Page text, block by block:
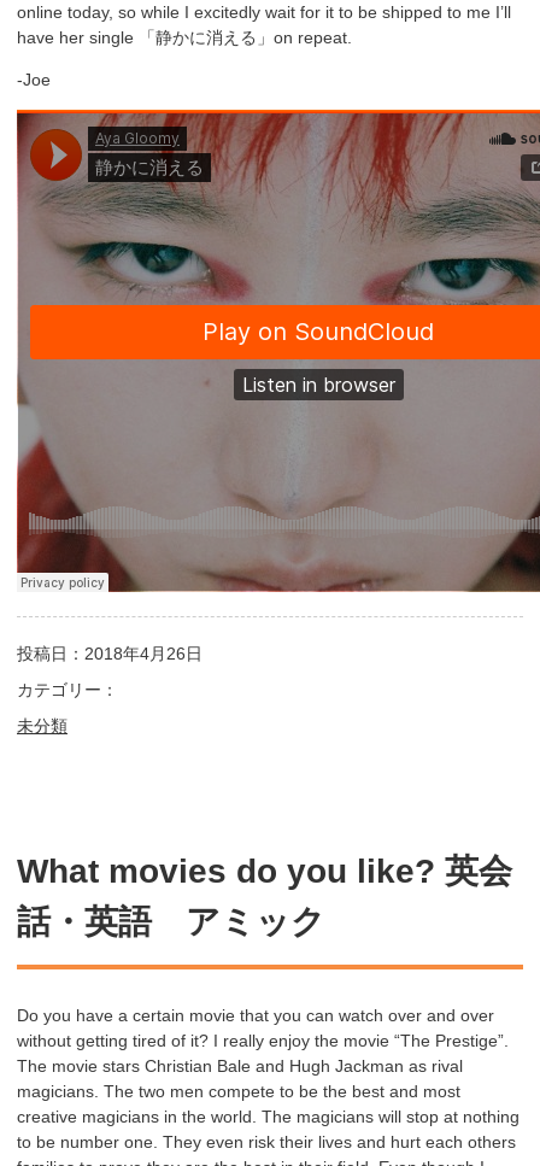
online today, so while I excitedly wait for it to be shipped to me I’ll
have her single 「静かに消える」on repeat.
-Joe
投稿日：2018年4月26日
カテゴリー：
未分類
What movies do you like? 英会
話・英語 アミック
Do you have a certain movie that you can watch over and over
without getting tired of it? I really enjoy the movie “The Prestige”.
The movie stars Christian Bale and Hugh Jackman as rival
magicians. The two men compete to be the best and most
creative magicians in the world. The magicians will stop at nothing
to be number one. They even risk their lives and hurt each others